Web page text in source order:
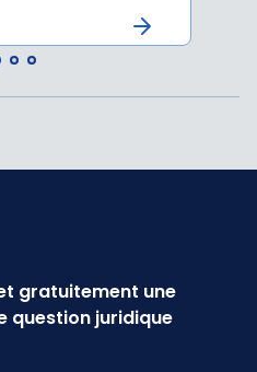
gratuitement une
question juridique